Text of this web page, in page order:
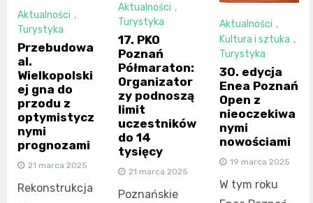
Aktualności ,
Turystyka
Przebudowa
al.
Wielkopolski
ej gna do
przodu z
optymistycz
nymi
prognozami
21 marca 2025
Rekonstrukcja
Aktualności ,
Turystyka
17. PKO
Poznań
Półmaraton:
Organizator
zy podnoszą
limit
uczestników
do 14
tysięcy
21 marca 2025
Poznańskie
Aktualności ,
Kultura i sztuka ,
Turystyka
30. edycja
Enea Poznań
Open z
nieoczekiwa
nymi
nowościami
19 marca 2025
W tym roku